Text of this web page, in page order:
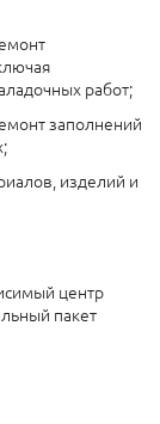
работ;
заполнений
изделий и
центр
пакет